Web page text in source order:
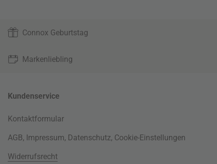
Connox Geburtstag
Markenliebling
Kundenservice
Kontaktformular
AGB, Impressum, Datenschutz, Cookie-Einstellungen
Widerrufsrecht